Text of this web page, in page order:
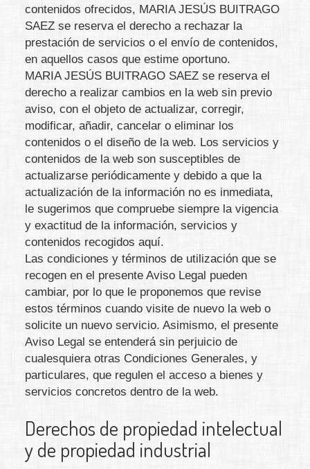
contenidos ofrecidos, MARIA JESÚS BUITRAGO
SAEZ se reserva el derecho a rechazar la
prestación de servicios o el envío de contenidos,
en aquellos casos que estime oportuno.
MARIA JESÚS BUITRAGO SAEZ se reserva el
derecho a realizar cambios en la web sin previo
aviso, con el objeto de actualizar, corregir,
modificar, añadir, cancelar o eliminar los
contenidos o el diseño de la web. Los servicios y
contenidos de la web son susceptibles de
actualizarse periódicamente y debido a que la
actualización de la información no es inmediata,
le sugerimos que compruebe siempre la vigencia
y exactitud de la información, servicios y
contenidos recogidos aquí.
Las condiciones y términos de utilización que se
recogen en el presente Aviso Legal pueden
cambiar, por lo que le proponemos que revise
estos términos cuando visite de nuevo la web o
solicite un nuevo servicio. Asimismo, el presente
Aviso Legal se entenderá sin perjuicio de
cualesquiera otras Condiciones Generales, y
particulares, que regulen el acceso a bienes y
servicios concretos dentro de la web.
Derechos de propiedad intelectual
y de propiedad industrial